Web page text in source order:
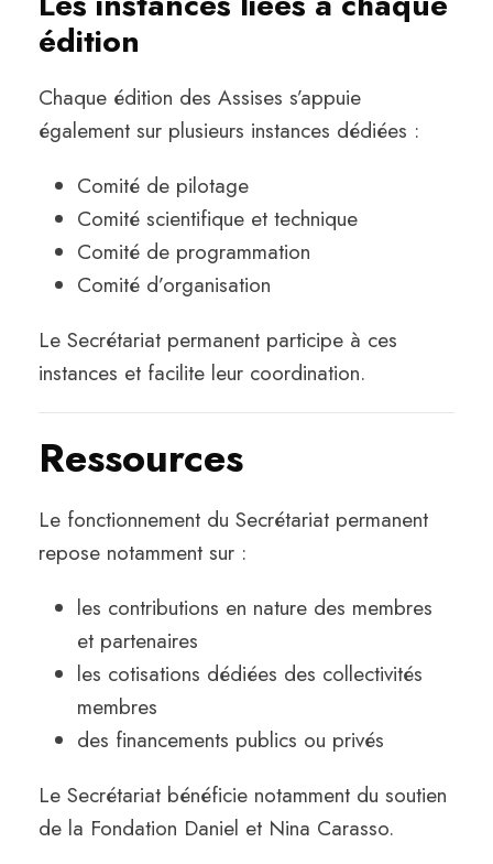
édition
Chaque édition des Assises s’appuie
également sur plusieurs instances dédiées :
Comité de pilotage
Comité scientifique et technique
Comité de programmation
Comité d’organisation
Le Secrétariat permanent participe à ces
instances et facilite leur coordination.
Ressources
Le fonctionnement du Secrétariat permanent
repose notamment sur :
les contributions en nature des membres
et partenaires
les cotisations dédiées des collectivités
membres
des financements publics ou privés
Le Secrétariat bénéficie notamment du soutien
de la Fondation Daniel et Nina Carasso.